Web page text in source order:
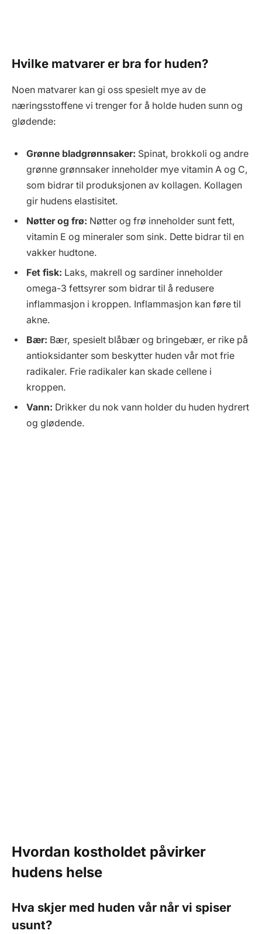
Hvilke matvarer er bra for huden?
Noen matvarer kan gi oss spesielt mye av de
næringsstoffene vi trenger for å holde huden sunn og
glødende:
Grønne bladgrønnsaker: Spinat, brokkoli og andre
grønne grønnsaker inneholder mye vitamin A og C,
som bidrar til produksjonen av kollagen. Kollagen
gir hudens elastisitet.
Nøtter og frø: Nøtter og frø inneholder sunt fett,
vitamin E og mineraler som sink. Dette bidrar til en
vakker hudtone.
Fet fisk: Laks, makrell og sardiner inneholder
omega-3 fettsyrer som bidrar til å redusere
inflammasjon i kroppen. Inflammasjon kan føre til
akne.
Bær: Bær, spesielt blåbær og bringebær, er rike på
antioksidanter som beskytter huden vår mot frie
radikaler. Frie radikaler kan skade cellene i
kroppen.
Vann: Drikker du nok vann holder du huden hydrert
og glødende.
Hvordan kostholdet påvirker
hudens helse
Hva skjer med huden vår når vi spiser
usunt?